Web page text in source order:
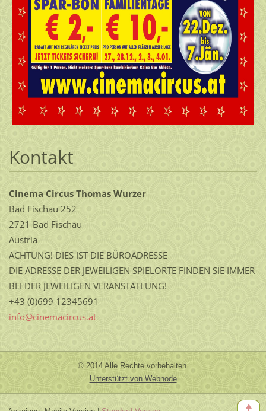
Kontakt
Cinema Circus Thomas Wurzer
Bad Fischau 252
2721 Bad Fischau
Austria
ACHTUNG! DIES IST DIE BÜROADRESSE
DIE ADRESSE DER JEWEILIGEN SPIELORTE FINDEN SIE IMMER
BEI DER JEWEILIGEN VERANSTATLUNG!
+43 (0)699 12345691
info@cinemacircus.at
© 2014 Alle Rechte vorbehalten.
Unterstützt von Webnode